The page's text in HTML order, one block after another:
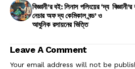
বিজ্ঞানী’র বই: লিনাস পলিংয়ের ‘দ্য
নেচার অফ দ্য কেমিকাল বন্ড’ ও
আধুনিক রসায়নের ভিত্তি
Leave A Comment
Your email address will not be